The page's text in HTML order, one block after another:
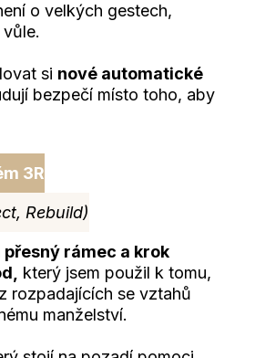
o velkých gestech,
si nové automatické
bezpečí místo toho, aby
3R
Rebuild)
přesný rámec a krok
který jsem použil k tomu,
rozpadajících se vztahů
manželství.